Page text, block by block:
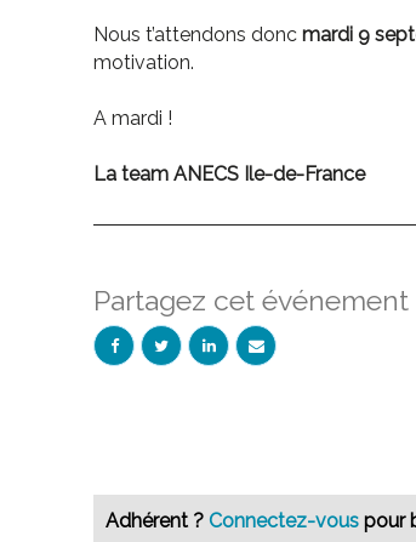
Nous t’attendons donc mardi 9
motivation.
A mardi !
La team ANECS Ile-de-France
Partagez cet événement
Adhérent ? Connectez-vous pour